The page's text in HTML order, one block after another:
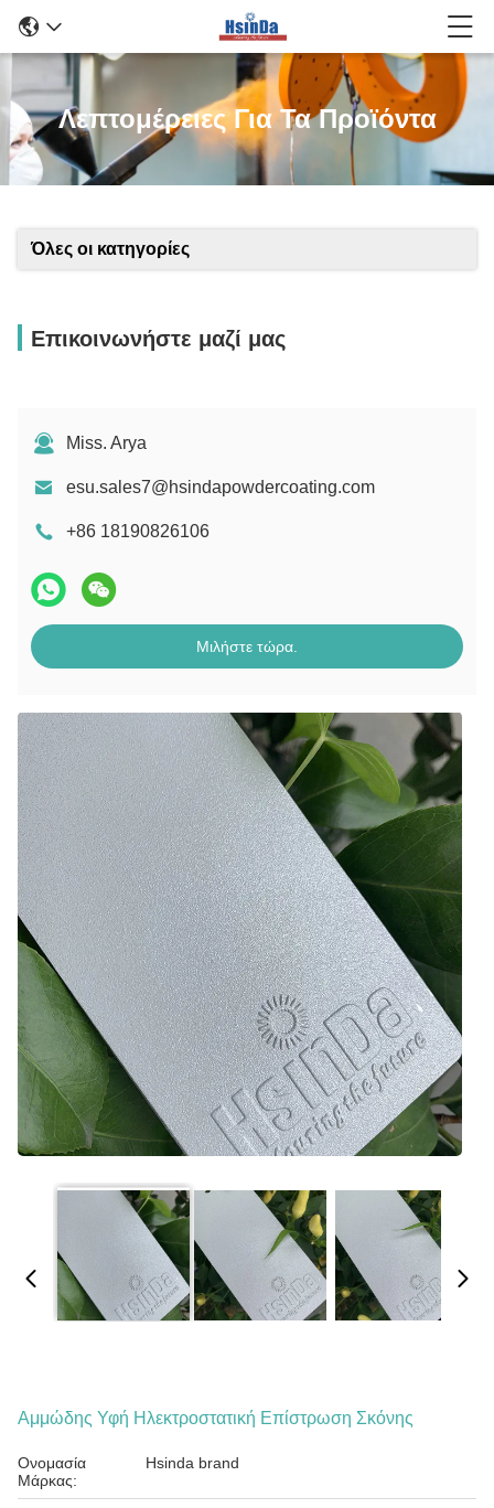
Λεπτομέρειες Για Τα Προϊόντα
Όλες οι κατηγορίες
Επικοινωνήστε μαζί μας
Miss. Arya
esu.sales7@hsindapowdercoating.com
+86 18190826106
Μιλήστε τώρα.
Αμμώδης Υφή Ηλεκτροστατική Επίστρωση Σκόνης
Ονομασία
Μάρκας:
Hsinda brand